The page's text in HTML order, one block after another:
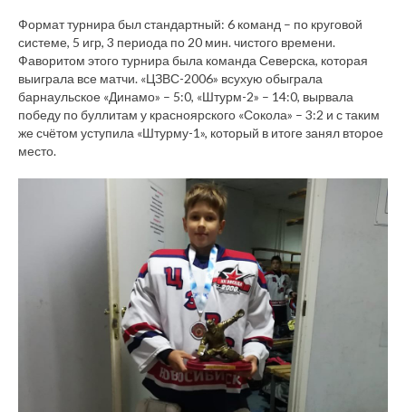
Формат турнира был стандартный: 6 команд – по круговой
системе, 5 игр, 3 периода по 20 мин. чистого времени.
Фаворитом этого турнира была команда Северска, которая
выиграла все матчи. «ЦЗВС-2006» всухую обыграла
барнаульское «Динамо» – 5:0, «Штурм-2» – 14:0, вырвала
победу по буллитам у красноярского «Сокола» – 3:2 и с таким
же счётом уступила «Штурму-1», который в итоге занял второе
место.